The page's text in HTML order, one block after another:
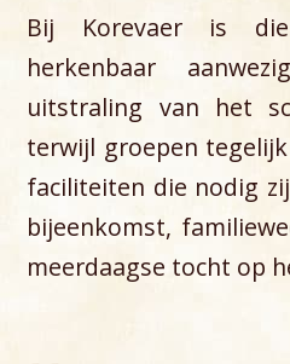
Bij Korevaer is
herkenbaar
uitstraling van het
terwijl groepen
faciliteiten die nodig
bijeenkomst,
meerdaagse tocht op